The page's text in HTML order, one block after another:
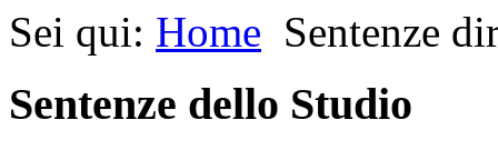
Sei qui: Home Sentenze
Sentenze dello Studio